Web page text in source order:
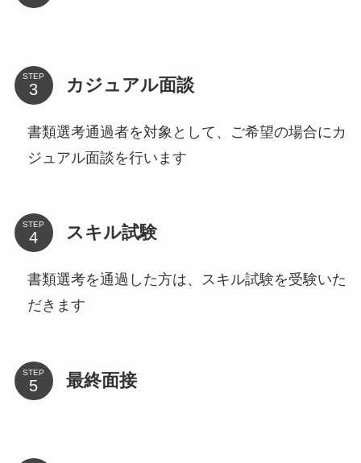
STEP カジュアル面談
書類選考通過者を対象として、ご希望の場合にカ
ジュアル面談を行います
STEP スキル試験
書類選考を通過した方は、スキル試験を受験いた
だきます
STEP 最終面接